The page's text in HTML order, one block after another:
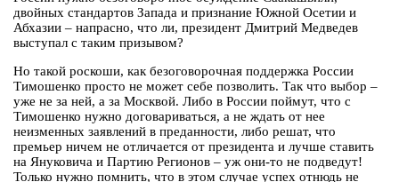
двойных стандартов Запада и признание Южной Осетии и
Абхазии – напрасно, что ли, президент Дмитрий Медведев
выступал с таким призывом?
Но такой роскоши, как безоговорочная поддержка России
Тимошенко просто не может себе позволить. Так что выбор –
уже не за ней, а за Москвой. Либо в России поймут, что с
Тимошенко нужно договариваться, а не ждать от нее
неизменных заявлений в преданности, либо решат, что
премьер ничем не отличается от президента и лучше ставить
на Януковича и Партию Регионов – уж они-то не подведут!
Только нужно помнить, что в этом случае успех отнюдь не